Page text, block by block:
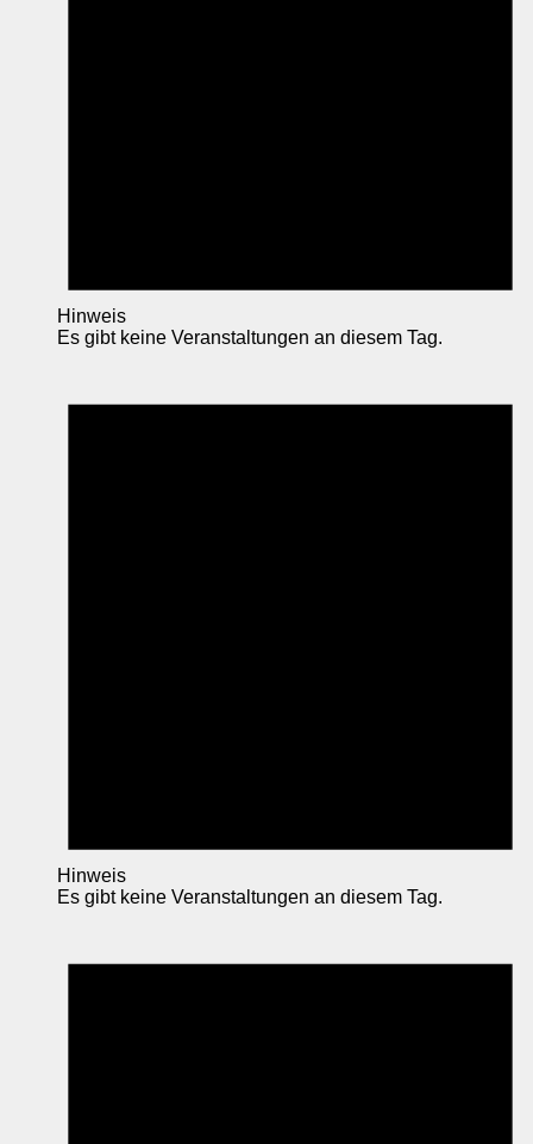
Hinweis
Es gibt keine Veranstaltungen an diesem Tag.
Hinweis
Es gibt keine Veranstaltungen an diesem Tag.